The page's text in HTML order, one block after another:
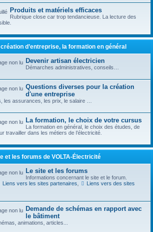
Produits et matériels efficaces
Rubrique close car trop tendancieuse. La lecture des
d’entreprise, la formation en général
Devenir artisan électricien
Démarches administratives, conseils…
Questions diverses pour la création
d'une entreprise
les assurances, les prix, le salaire …
La formation, le choix de votre cursus
La formation en général, le choix des études, de
travailler dans les métiers de l’électricité.
et les forums de VOLTA-Électricité
Le site et les forums
Informations concernant le site et le forum.
Liens vers les sites partenaires
Liens vers des sites
Demande de schémas en rapport avec
le bâtiment
animations, articles...